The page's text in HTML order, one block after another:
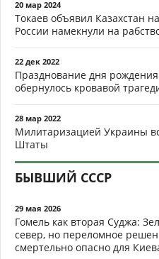
20 мар 2024
Токаев объявил Казахстан
России намекнули на
22 дек 2022
Празднование дня
обернулось кровавой
28 мар 2022
Милитаризацией Украины
Штаты
БЫВШИЙ СССР
29 мая 2026
Гомель как вторая Суджа:
север, но переломное
смертельно опасно для